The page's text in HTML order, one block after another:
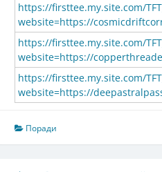
https://firsttee.my.site.com/
website=https://
https://firsttee.my.site.com/
website=https://
https://firsttee.my.site.com/
website=https://
Поради